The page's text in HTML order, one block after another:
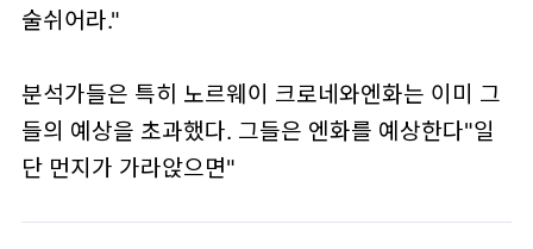
술쉬어라."
분석가들은 특히 노르웨이 크로네와엔화는 이미 그
들의 예상을 초과했다. 그들은 엔화를 예상한다"일
단 먼지가 가라앉으면"